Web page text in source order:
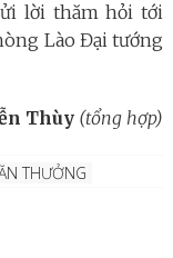
lời thăm hỏi tới
Lào Đại tướng
Thùy (tổng hợp)
THƯỞNG